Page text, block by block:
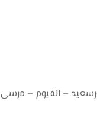
– بورسعيد – الفيوم – مرسى